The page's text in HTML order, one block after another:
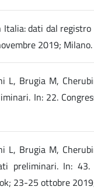
dati dal
2019;
Brugia M,
In: 22.
Brugia M,
In: 43.
23-25 ottobre